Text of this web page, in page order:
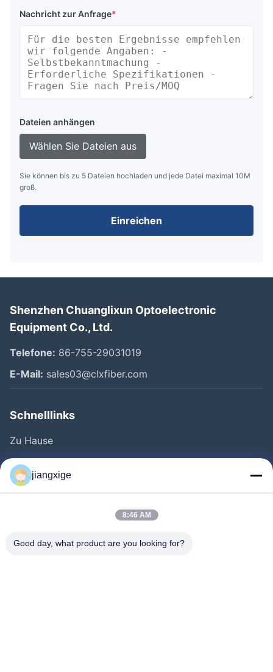
Nachricht zur Anfrage*
Dateien anhängen
Wählen Sie Dateien aus
Sie können bis zu 5 Dateien hochladen und jede Datei maximal 10M
groß.
Einreichen
Shenzhen Chuanglixun Optoelectronic
Equipment Co., Ltd.
Telefone: 86-755-29031019
E-Mail: sales03@clxfiber.com
Schnelllinks
Zu Hause
Produkte
Über Uns
Kontakt Mit Uns
jiangxige
8:46 AM
Good day, what product are you looking for?